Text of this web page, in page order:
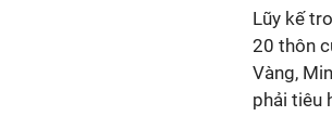
Lũy kế
20 thôn
Vàng,
phải tiêu